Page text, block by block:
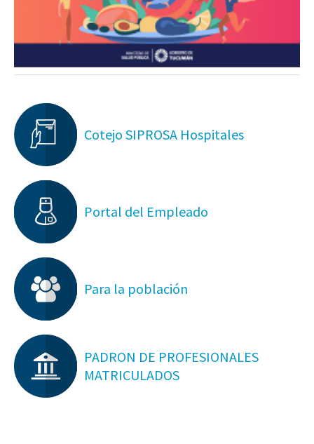
Cotejo SIPROSA Hospitales
Portal del Empleado
Para la población
PADRON DE PROFESIONALES
MATRICULADOS